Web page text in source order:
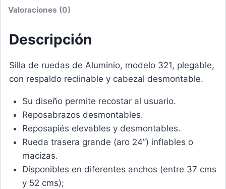
Valoraciones (0)
Descripción
Silla de ruedas de Aluminio, modelo 321, plegable,
con respaldo reclinable y cabezal desmontable.
Su diseño permite recostar al usuario.
Reposabrazos desmontables.
Reposapiés elevables y desmontables.
Rueda trasera grande (aro 24”) inflables o
macizas.
Disponibles en diferentes anchos (entre 37 cms
y 52 cms);